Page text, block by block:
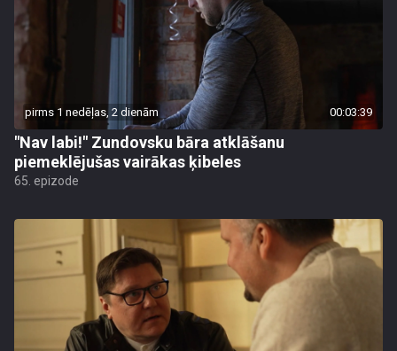
pirms 1 nedēļas, 2 dienām 00:03:39
"Nav labi!" Zundovsku bāra atklāšanu
piemeklējušas vairākas ķibeles
65. epizode